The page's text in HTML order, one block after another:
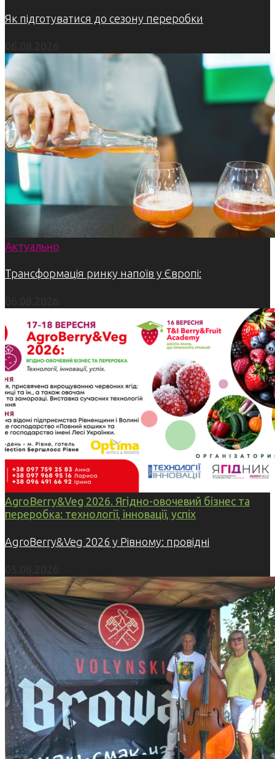
Як підготуватися до сезону переробки
Актуально
Трансформація ринку напоїв у Європі:
AgroBerry&Veg 2026. Ягідно-овочевий бізнес та
переробка: технології, інновації, успіх
AgroBerry&Veg 2026 у Рівному: провідні